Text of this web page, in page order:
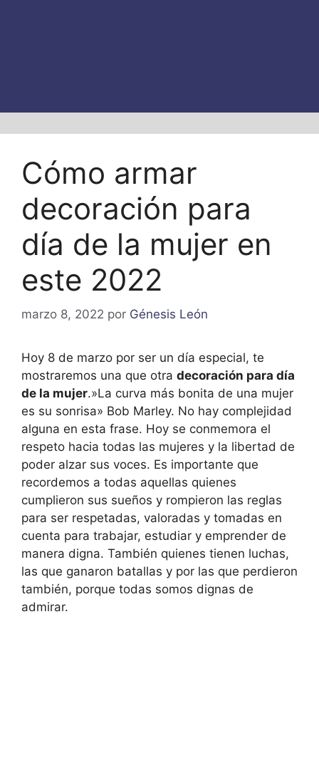
Cómo armar
decoración para
día de la mujer en
este 2022
marzo 8, 2022 por Génesis León
Hoy 8 de marzo por ser un día especial, te
mostraremos una que otra decoración para día
de la mujer.»La curva más bonita de una mujer
es su sonrisa» Bob Marley. No hay complejidad
alguna en esta frase. Hoy se conmemora el
respeto hacia todas las mujeres y la libertad de
poder alzar sus voces. Es importante que
recordemos a todas aquellas quienes
cumplieron sus sueños y rompieron las reglas
para ser respetadas, valoradas y tomadas en
cuenta para trabajar, estudiar y emprender de
manera digna. También quienes tienen luchas,
las que ganaron batallas y por las que perdieron
también, porque todas somos dignas de
admirar.